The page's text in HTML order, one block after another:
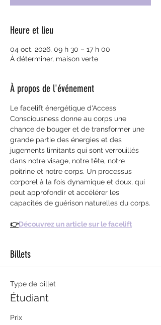
Heure et lieu
04 oct. 2026, 09 h 30 – 17 h 00
À déterminer, maison verte
À propos de l'événement
Le facelift énergétique d'Access
Consciousness donne au corps une
chance de bouger et de transformer une
grande partie des énergies et des
jugements limitants qui sont verrouillés
dans notre visage, notre tête, notre
poitrine et notre corps. Un processus
corporel à la fois dynamique et doux, qui
peut approfondir et accélérer les
capacités de guérison naturelles du corps.
👉Découvrez un article sur le facelift
Billets
Type de billet
Étudiant
Prix